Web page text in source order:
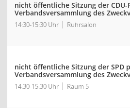
nicht öffentliche Sitzung der
Verbandsversammlung des
14:30-15:30 Uhr Ruhrsalon
nicht öffentliche Sitzung der SPD
Verbandsversammlung des
14:30-15:30 Uhr Raum 5